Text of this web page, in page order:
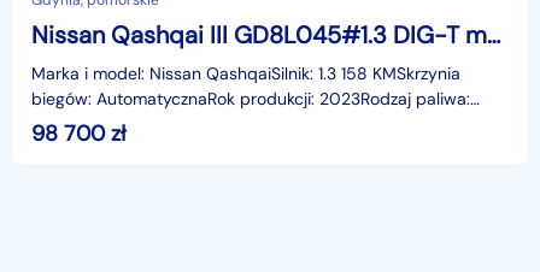
Nissan Qashqai III GD8L045#1.3 DIG-T mHEV 4x4 N-Connecta Xtronic Salon PL VAT 23%
Marka i model: Nissan QashqaiSilnik: 1.3 158 KMSkrzynia
biegów: AutomatycznaRok produkcji: 2023Rodzaj paliwa:
BenzynaKraj pochodzenia: PolskaNumer rej: GD8L045F
98 700zł